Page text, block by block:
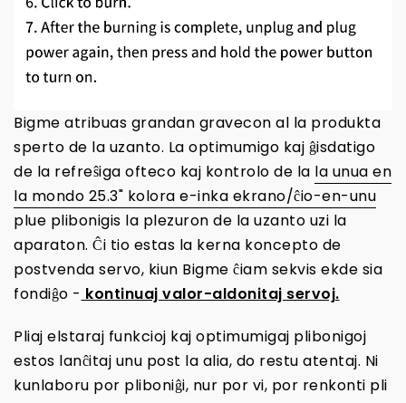
Bigme atribuas grandan gravecon al la produkta
sperto de la uzanto. La optimumigo kaj ĝisdatigo
de la refreŝiga ofteco kaj kontrolo de la la unua en
la mondo 25.3" kolora e-inka ekrano/ĉio-en-unu
plue plibonigis la plezuron de la uzanto uzi la
aparaton. Ĉi tio estas la kerna koncepto de
postvenda servo, kiun Bigme ĉiam sekvis ekde sia
fondiĝo - kontinuaj valor-aldonitaj servoj.
Pliaj elstaraj funkcioj kaj optimumigaj plibonigoj
estos lanĉitaj unu post la alia, do restu atentaj. Ni
kunlaboru por pliboniĝi, nur por vi, por renkonti pli